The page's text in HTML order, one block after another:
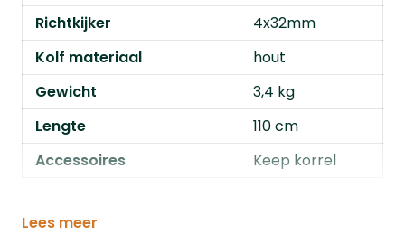
Richtkijker
4x32mm
Kolf materiaal
hout
Gewicht
3,4 kg
Lengte
110 cm
Accessoires
Keep korrel
Lees meer